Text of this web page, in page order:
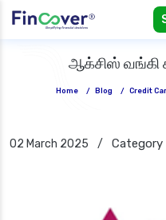
ஆக்சிஸ் வங்கி
Home / Blog / Credit
02 March 2025 / Category